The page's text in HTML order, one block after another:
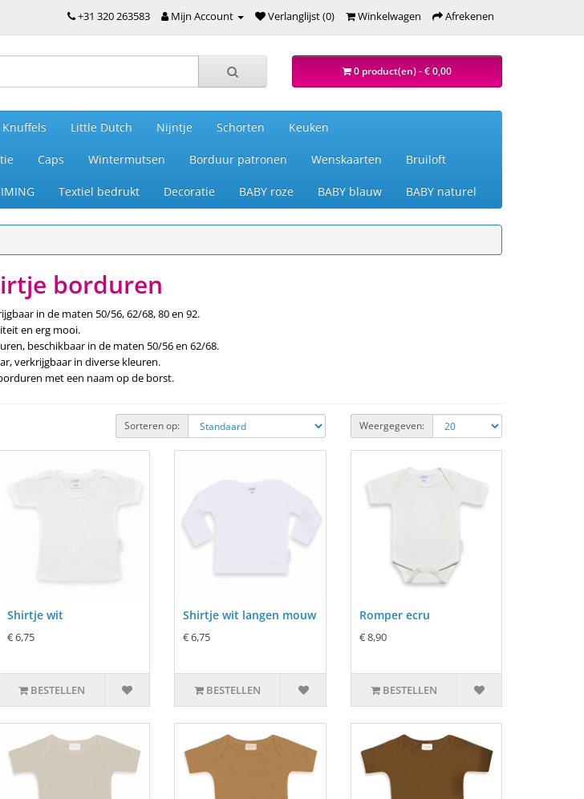
+31 320 263583 Mijn Account Verlanglijst (0) Winkelwagen Afrekenen
0 product(en) - € 0,00
Knuffels Little Dutch Nijntje Schorten Keuken
Caps Wintermutsen Borduur patronen Wenskaarten Bruiloft
Textiel bedrukt Decoratie BABY roze BABY blauw BABY naturel
borduren
in de maten 50/56, 62/68, 80 en 92.
en erg mooi.
beschikbaar in de maten 50/56 en 62/68.
verkrijgbaar in diverse kleuren.
met een naam op de borst.
Sorteren op: Weergegeven:
Shirtje wit
€ 6,75
BESTELLEN
Shirtje wit langen mouw
€ 6,75
BESTELLEN
Romper ecru
€ 8,90
BESTELLEN